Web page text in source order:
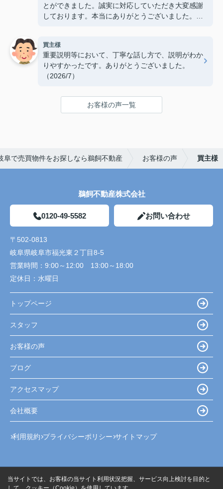
とができました。誠実に対応していただき大変感謝
しております。本当にありがとうございました。
買主様
重要説明等において、丁寧な話し方で、説明がわか
りやすかったです。ありがとうございました。
（2026/7）
お客様の声一覧
阜で売買物件をお探しなら鵜飼不動産 お客様の声 買主様
鵜飼不動産株式会社
0120-49-5582 お問い合わせ
〒502-0813
岐阜県岐阜市福光東２丁目8-5
営業時間： 9:00～12:00 13:00～18:00
定休日： 水曜日
トップページ
スタッフ
お客様の声
ブログ
アクセスマップ
会社概要
利用規約 プライバシーポリシー サイトマップ
当サイトでは、お客様の当サイト利用状況把握、サービス向上検討を目的と